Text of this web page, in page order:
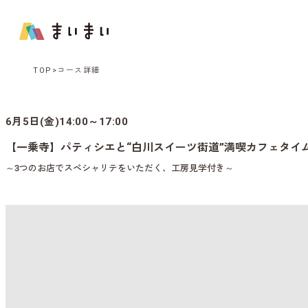
TOP コース詳細
6月5日(金)14:00～17:00
【一乗寺】パティシエと“白川スイーツ街道”満喫カフェタイ
～3つのお店でスペシャリテをいただく、工房見学付き～